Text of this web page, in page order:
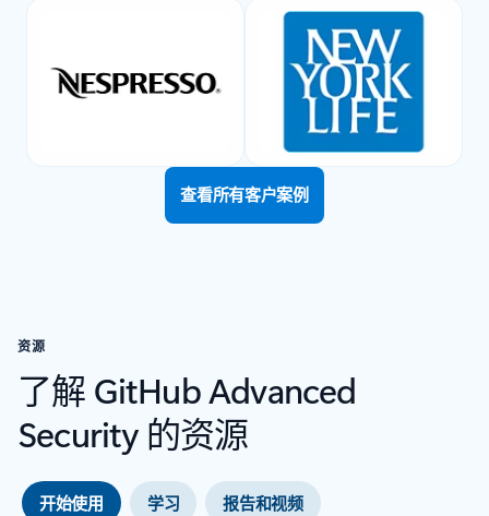
查看所有客户案例
资源
了解 GitHub Advanced
Security 的资源
开始使用 学习 报告和视频